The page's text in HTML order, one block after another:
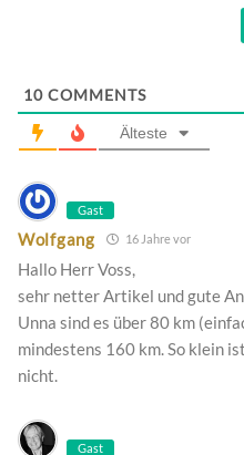
10 COMMENTS
Älteste
Gast
Wolfgang 16 Jahre vor
Hallo Herr Voss,
sehr netter Artikel und gute
Unna sind es über 80 km
mindestens 160 km. So klein
nicht.
Gast